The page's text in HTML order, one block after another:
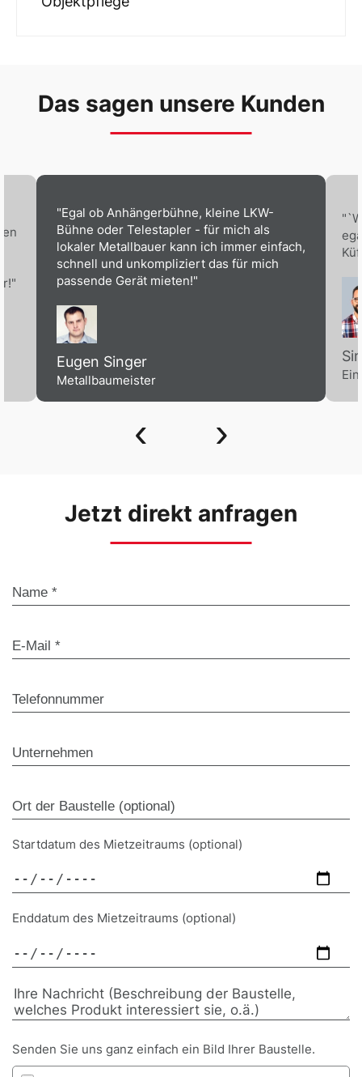
Das sagen unsere Kunden
"Egal ob Anhängerbühne, kleine LKW-
Bühne oder Telestapler - für mich als
lokaler Metallbauer kann ich immer einfach,
schnell und unkompliziert das für mich
passende Gerät mieten!"
Eugen Singer
Metallbaumeister
‹ ›
Jetzt direkt anfragen
Startdatum des Mietzeitraums (optional)
Enddatum des Mietzeitraums (optional)
Senden Sie uns ganz einfach ein Bild Ihrer Baustelle.